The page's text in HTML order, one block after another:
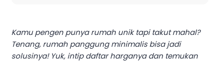
Kamu pengen punya rumah unik tapi takut mahal?
Tenang, rumah panggung minimalis bisa jadi
solusinya! Yuk, intip daftar harganya dan temukan